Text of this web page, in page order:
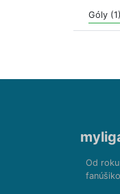
Góly (1)
Od